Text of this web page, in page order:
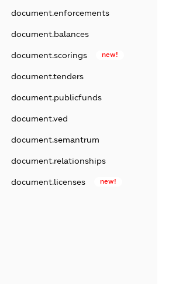
document.enforcements
document.balances
document.scorings new!
document.tenders
document.publicfunds
document.ved
document.semantrum
document.relationships
document.licenses new!